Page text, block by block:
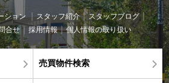
ション スタッフ紹介
スタッフブログ
合せ 採用情報 個人情報の取り扱い
売買物件検索